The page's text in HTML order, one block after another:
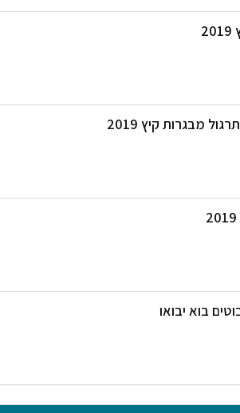
מבגרות קיץ 2019